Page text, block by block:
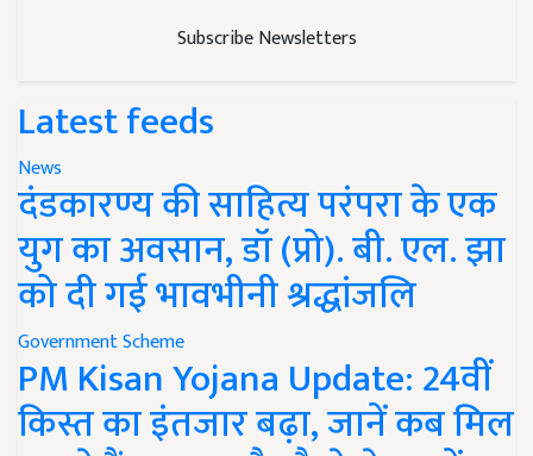
Subscribe Newsletters
Latest feeds
News
दंडकारण्य की साहित्य परंपरा के एक
युग का अवसान, डॉ (प्रो). बी. एल. झा
को दी गई भावभीनी श्रद्धांजलि
Government Scheme
PM Kisan Yojana Update: 24वीं
किस्त का इंतजार बढ़ा, जानें कब मिल